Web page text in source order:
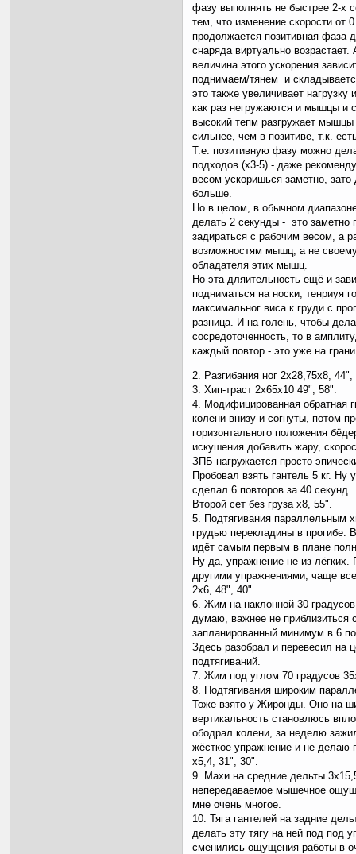
фазу выполнять не быстрее 2-х
тем, что изменение скорости от
продолжается позитивная фаза
снаряда виртуально
величина этого ускорения
поднимаем/тянем и
это также увеличивает
как раз негружаются и мышцы и
высокий тепм разгружает
сильнее, чем в позитиве, т.к.
Т.е. позитивную фазу можно
подходов (х3-5) - даже
весом ускоришься заметно,
больше.
Но в целом, в обычном
делать 2 секунды - это заметно
задираться с рабочим весом, а
возможностям мышц, а не
обладателя этих мышц.
Но эта дляительность ещё и
подниматься на носки, тенриуя
максимальног виса к груди с
разница. И на голень, чтобы
сосредоточенность, то в
каждый повтор - это уже на
2. Разгибания ног 2х28,75х8, 44",
3. Хип-траст 2х65х10 49", 58".
4. Модифицированная обратная
колени внизу и согнуты, потом
горизонтального положения
искушения добавить жару,
ЗПБ нагружается просто
Пробовал взять гантель 5 кг.
сделал 6 повторов за 40 секунд.
Второй сет без груза х8, 55".
5. Подтягивания параллельным
грудью перекладины в прогибе.
идёт самым первым в плане
Ну да, упражнение не из
другими упражнениями, чаще
2х6, 48", 40".
6. Жим на наклонной 30
думаю, важнее не приблизиться
запланированный минимум в 6
Здесь разобрал и перевесил на
подтягиваний.
7. Жим под углом 70 градусов
8. Подтягивания широким
Тоже взято у Жиронды. Оно на
вертикальность становлюсь
ободрал колени, за неделю
жёсткое упражнение и не делаю
х5,4, 31", 30".
9. Махи на средние дельты
непередаваемое мышечное
мне очень многое.
10. Тяга гантелей на задние
делать эту тягу на ней под под
сменились ощущения работы в